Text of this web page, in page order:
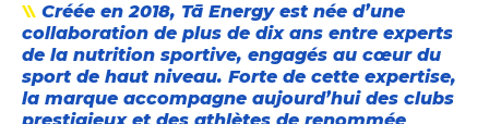
Créée en 2018, Tā Energy est née d’une
collaboration de plus de dix ans entre experts
de la nutrition sportive, engagés au cœur du
sport de haut niveau. Forte de cette expertise,
la marque accompagne aujourd’hui des clubs